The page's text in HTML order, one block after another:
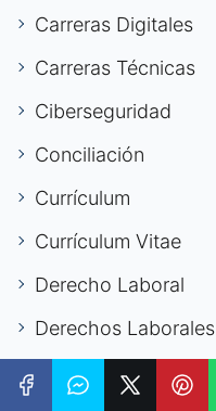
Carreras Digitales
Carreras Técnicas
Ciberseguridad
Conciliación
Currículum
Currículum Vitae
Derecho Laboral
Derechos Laborales
Desarrollo Personal